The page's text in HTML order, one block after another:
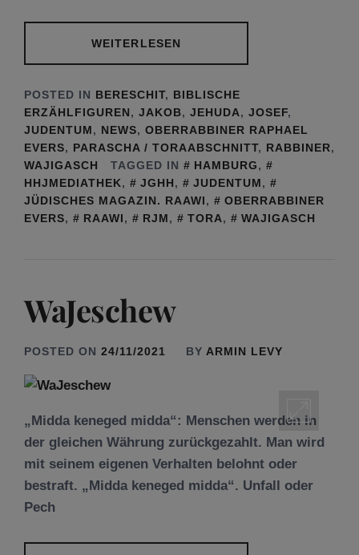
WEITERLESEN
POSTED IN BERESCHIT, BIBLISCHE
ERZÄHLFIGUREN, JAKOB, JEHUDA, JOSEF,
JUDENTUM, NEWS, OBERRABBINER RAPHAEL
EVERS, PARASCHA / TORAABSCHNITT, RABBINER,
WAJIGASCH
TAGGED IN HAMBURG,
HHJMEDIATHEK, JGHH, JUDENTUM,
JÜDISCHES MAGAZIN. RAAWI,
OBERRABBINER
EVERS, RAAWI, RJM, TORA, WAJIGASCH
WaJeschew
POSTED ON 24/11/2021 BY ARMIN LEVY
„Midda keneged midda“: Menschen werden in
der gleichen Währung zurückgezahlt. Man wird
mit seinem eigenen Verhalten belohnt oder
bestraft. „Midda keneged midda“. Unfall oder
Pech